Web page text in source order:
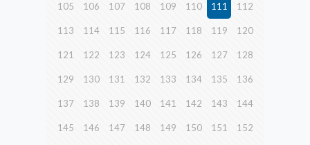
105 106 107 108 109 110 111 112
113 114 115 116 117 118 119 120
121 122 123 124 125 126 127 128
129 130 131 132 133 134 135 136
137 138 139 140 141 142 143 144
145 146 147 148 149 150 151 152